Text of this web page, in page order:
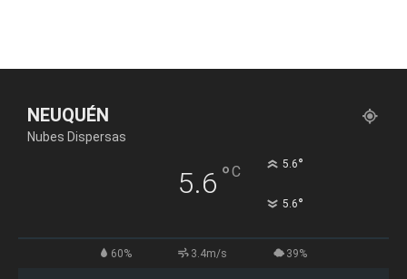
NEUQUÉN
Nubes Dispersas
5.6 °C 5.6°
5.6°
60% 3.4m/s 39%